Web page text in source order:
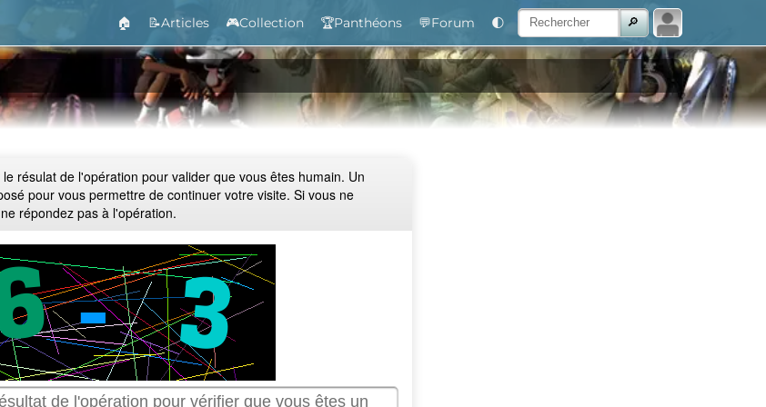
🏠 📝Articles 🎮Collection 🏆Panthéons 💬Forum 🌓
résulat de l'opération pour valider que vous êtes humain. Un
pour vous permettre de continuer votre visite. Si vous ne
répondez pas à l'opération.